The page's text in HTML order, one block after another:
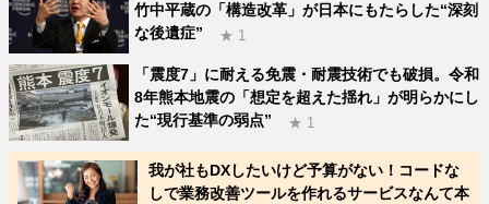
竹中平蔵の「構造改革」が日本にもたらした“深刻
な後遺症”
★ 1
「震度7」に耐える免震・耐震技術でも破損。令和
8年熊本地震の「想定を超えた揺れ」が明らかにし
た“現行基準の弱点”
★ 1
我が社もDXしたいけど予算がない！コードな
しで業務改善ツールを作れるサービスなんて本